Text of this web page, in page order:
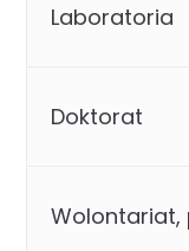
Laboratoria
Doktorat
Wolontariat,